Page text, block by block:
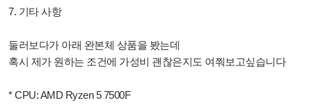
7. 기타 사항
둘러보다가 아래 완본체 상품을 봤는데
혹시 제가 원하는 조건에 가성비 괜찮은지도 여쭤보고싶습니다
* CPU: AMD Ryzen 5 7500F